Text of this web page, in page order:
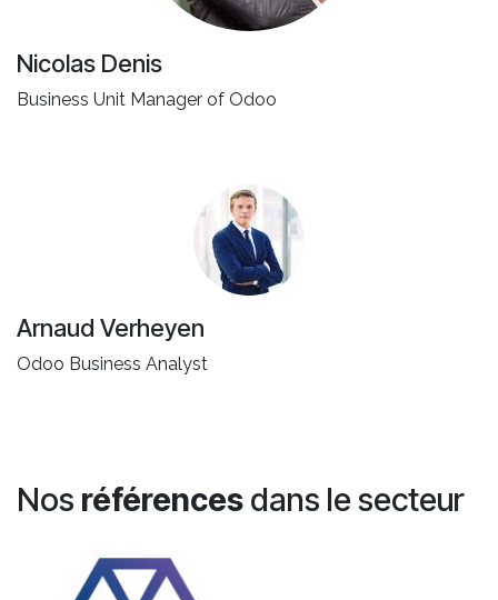
Nicolas Denis
Business Unit Manager of Odoo
Arnaud Verheyen
Odoo Business Analyst
Nos références dans le secteur